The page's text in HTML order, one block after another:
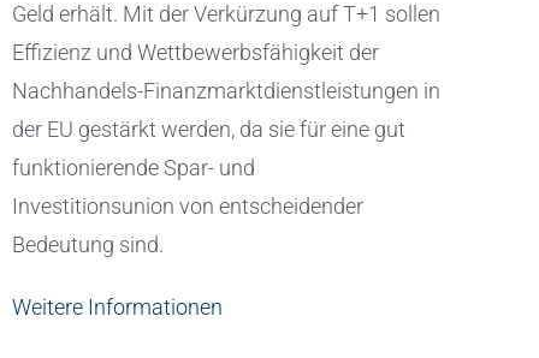
Geld erhält. Mit der Verkürzung auf T+1 sollen
Effizienz und Wettbewerbsfähigkeit der
Nachhandels-Finanzmarktdienstleistungen in
der EU gestärkt werden, da sie für eine gut
funktionierende Spar- und
Investitionsunion von entscheidender
Bedeutung sind.
Weitere Informationen